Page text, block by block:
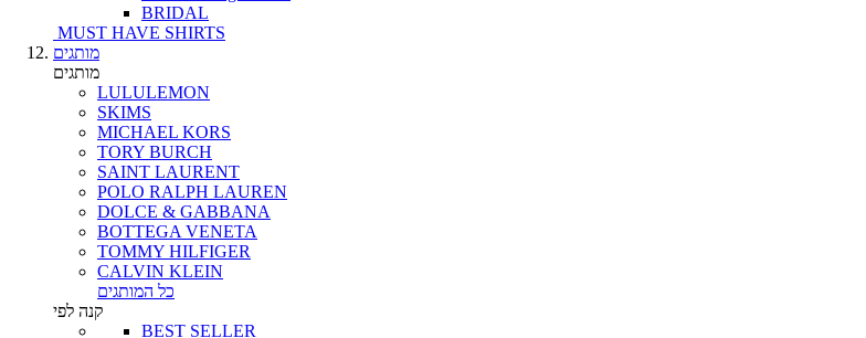
BRIDAL
MUST HAVE SHIRTS
מותגים
מותגים
LULULEMON
SKIMS
MICHAEL KORS
TORY BURCH
SAINT LAURENT
POLO RALPH LAUREN
DOLCE & GABBANA
BOTTEGA VENETA
TOMMY HILFIGER
CALVIN KLEIN
כל המותגים
קנה לפי
BEST SELLER